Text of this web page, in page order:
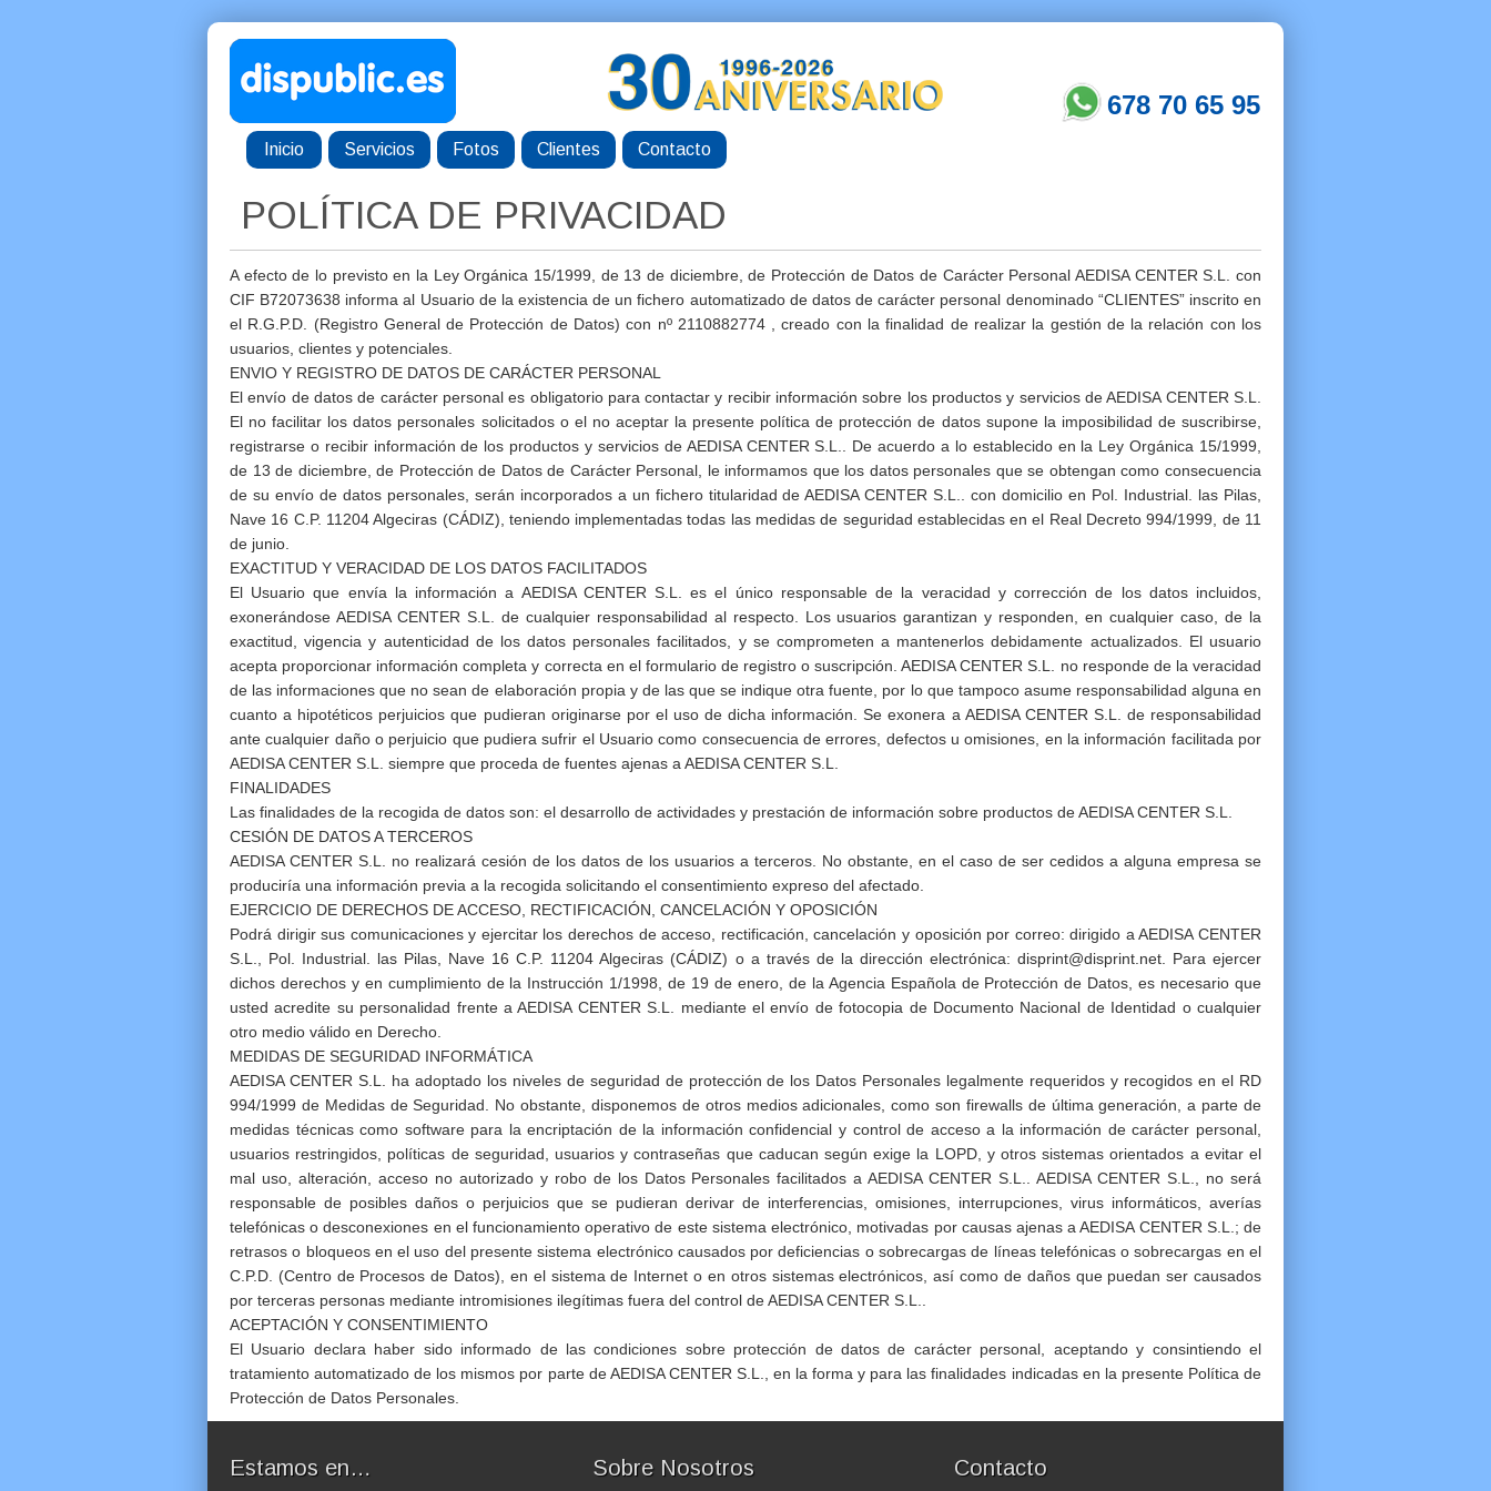
678 70 65 95
Inicio Servicios Fotos Clientes Contacto
POLÍTICA DE PRIVACIDAD
A efecto de lo previsto en la Ley Orgánica 15/1999, de 13 de diciembre, de Protección de Datos de Carácter Personal AEDISA CENTER S.L. con
CIF B72073638 informa al Usuario de la existencia de un fichero automatizado de datos de carácter personal denominado “CLIENTES” inscrito en
el R.G.P.D. (Registro General de Protección de Datos) con nº 2110882774 , creado con la finalidad de realizar la gestión de la relación con los
usuarios, clientes y potenciales.
ENVIO Y REGISTRO DE DATOS DE CARÁCTER PERSONAL
El envío de datos de carácter personal es obligatorio para contactar y recibir información sobre los productos y servicios de AEDISA CENTER S.L.
El no facilitar los datos personales solicitados o el no aceptar la presente política de protección de datos supone la imposibilidad de suscribirse,
registrarse o recibir información de los productos y servicios de AEDISA CENTER S.L.. De acuerdo a lo establecido en la Ley Orgánica 15/1999,
de 13 de diciembre, de Protección de Datos de Carácter Personal, le informamos que los datos personales que se obtengan como consecuencia
de su envío de datos personales, serán incorporados a un fichero titularidad de AEDISA CENTER S.L.. con domicilio en Pol. Industrial. las Pilas,
Nave 16 C.P. 11204 Algeciras (CÁDIZ), teniendo implementadas todas las medidas de seguridad establecidas en el Real Decreto 994/1999, de 11
de junio.
EXACTITUD Y VERACIDAD DE LOS DATOS FACILITADOS
El Usuario que envía la información a AEDISA CENTER S.L. es el único responsable de la veracidad y corrección de los datos incluidos,
exonerándose AEDISA CENTER S.L. de cualquier responsabilidad al respecto. Los usuarios garantizan y responden, en cualquier caso, de la
exactitud, vigencia y autenticidad de los datos personales facilitados, y se comprometen a mantenerlos debidamente actualizados. El usuario
acepta proporcionar información completa y correcta en el formulario de registro o suscripción. AEDISA CENTER S.L. no responde de la veracidad
de las informaciones que no sean de elaboración propia y de las que se indique otra fuente, por lo que tampoco asume responsabilidad alguna en
cuanto a hipotéticos perjuicios que pudieran originarse por el uso de dicha información. Se exonera a AEDISA CENTER S.L. de responsabilidad
ante cualquier daño o perjuicio que pudiera sufrir el Usuario como consecuencia de errores, defectos u omisiones, en la información facilitada por
AEDISA CENTER S.L. siempre que proceda de fuentes ajenas a AEDISA CENTER S.L.
FINALIDADES
Las finalidades de la recogida de datos son: el desarrollo de actividades y prestación de información sobre productos de AEDISA CENTER S.L.
CESIÓN DE DATOS A TERCEROS
AEDISA CENTER S.L. no realizará cesión de los datos de los usuarios a terceros. No obstante, en el caso de ser cedidos a alguna empresa se
produciría una información previa a la recogida solicitando el consentimiento expreso del afectado.
EJERCICIO DE DERECHOS DE ACCESO, RECTIFICACIÓN, CANCELACIÓN Y OPOSICIÓN
Podrá dirigir sus comunicaciones y ejercitar los derechos de acceso, rectificación, cancelación y oposición por correo: dirigido a AEDISA CENTER
S.L., Pol. Industrial. las Pilas, Nave 16 C.P. 11204 Algeciras (CÁDIZ) o a través de la dirección electrónica: disprint@disprint.net. Para ejercer
dichos derechos y en cumplimiento de la Instrucción 1/1998, de 19 de enero, de la Agencia Española de Protección de Datos, es necesario que
usted acredite su personalidad frente a AEDISA CENTER S.L. mediante el envío de fotocopia de Documento Nacional de Identidad o cualquier
otro medio válido en Derecho.
MEDIDAS DE SEGURIDAD INFORMÁTICA
AEDISA CENTER S.L. ha adoptado los niveles de seguridad de protección de los Datos Personales legalmente requeridos y recogidos en el RD
994/1999 de Medidas de Seguridad. No obstante, disponemos de otros medios adicionales, como son firewalls de última generación, a parte de
medidas técnicas como software para la encriptación de la información confidencial y control de acceso a la información de carácter personal,
usuarios restringidos, políticas de seguridad, usuarios y contraseñas que caducan según exige la LOPD, y otros sistemas orientados a evitar el
mal uso, alteración, acceso no autorizado y robo de los Datos Personales facilitados a AEDISA CENTER S.L.. AEDISA CENTER S.L., no será
responsable de posibles daños o perjuicios que se pudieran derivar de interferencias, omisiones, interrupciones, virus informáticos, averías
telefónicas o desconexiones en el funcionamiento operativo de este sistema electrónico, motivadas por causas ajenas a AEDISA CENTER S.L.; de
retrasos o bloqueos en el uso del presente sistema electrónico causados por deficiencias o sobrecargas de líneas telefónicas o sobrecargas en el
C.P.D. (Centro de Procesos de Datos), en el sistema de Internet o en otros sistemas electrónicos, así como de daños que puedan ser causados
por terceras personas mediante intromisiones ilegítimas fuera del control de AEDISA CENTER S.L..
ACEPTACIÓN Y CONSENTIMIENTO
El Usuario declara haber sido informado de las condiciones sobre protección de datos de carácter personal, aceptando y consintiendo el
tratamiento automatizado de los mismos por parte de AEDISA CENTER S.L., en la forma y para las finalidades indicadas en la presente Política de
Protección de Datos Personales.
Estamos en… Sobre Nosotros Contacto